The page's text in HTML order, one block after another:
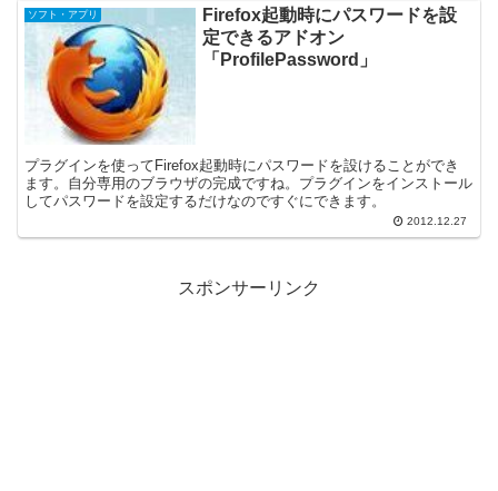
ソフト・アプリ
Firefox起動時にパスワードを設
定できるアドオン
「ProfilePassword」
プラグインを使ってFirefox起動時にパスワードを設けることができ
ます。自分専用のブラウザの完成ですね。プラグインをインストール
してパスワードを設定するだけなのですぐにできます。
2012.12.27
スポンサーリンク